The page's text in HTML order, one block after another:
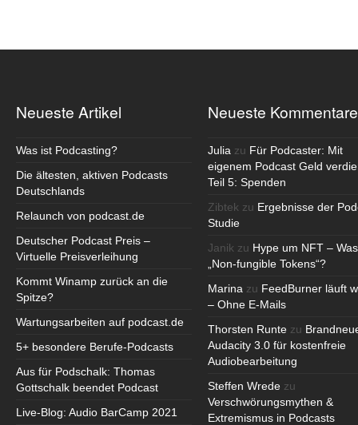
Neueste Artikel
Was ist Podcasting?
Die ältesten, aktiven Podcasts
Deutschlands
Relaunch von podcast.de
Deutscher Podcast Preis –
Virtuelle Preisverleihung
Kommt Winamp zurück an die
Spitze?
Wartungsarbeiten auf podcast.de
5+ besondere Berufe-Podcasts
Aus für Podschalk: Thomas
Gottschalk beendet Podcast
Live-Blog: Audio BarCamp 2021
Neueste Kommentare
Julia zu Für Podcaster: Mit
eigenem Podcast Geld
Teil 5: Spenden
Zibtek zu Ergebnisse der
Studie
Janik zu Hype um NFT –
„Non-fungible Tokens“?
Marina zu FeedBurner läuft
– Ohne E-Mails
Thorsten Runte zu
Audacity 3.0 für kostenfreie
Audiobearbeitung
Steffen Wrede zu
Verschwörungsmythen &
Extremismus in Podcasts